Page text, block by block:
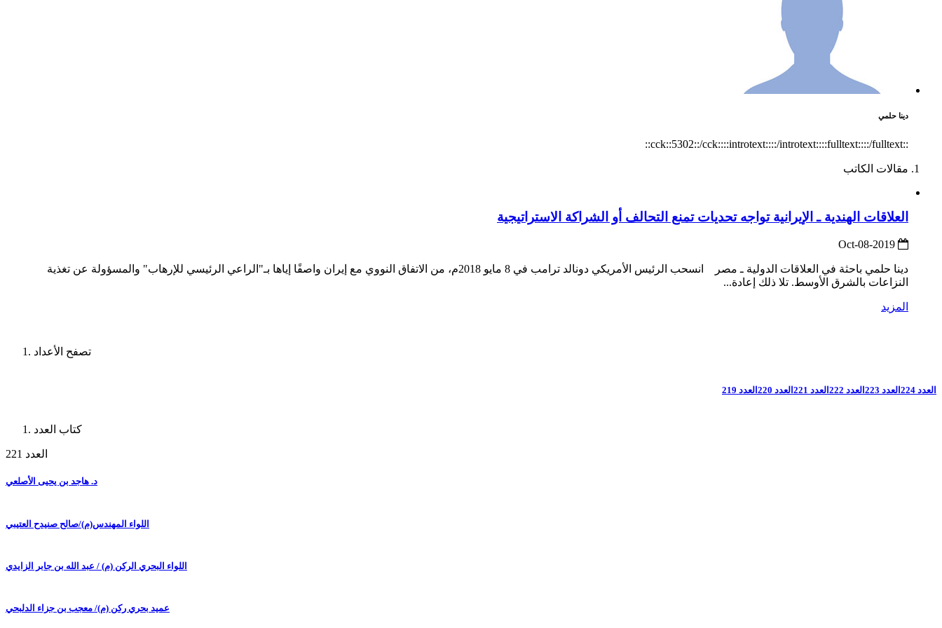
دينا حلمي
::cck::5302::/cck::::introtext::::/introtext::::fulltext::::/fulltext::
مقالات الكاتب
العلاقات الهندية ـ الإيرانية تواجه تحديات تمنع التحالف أو الشراكة الاستراتيجية
دينا حلمي باحثة في العلاقات الدولية ـ مصر انسحب الرئيس الأمريكي دونالد ترامب في 8 مايو 2018م، من الاتفاق النووي مع إيران واصفًا إياها بـ"الراعي الرئيسي للإرهاب" والمسؤولة عن تغذية
النزاعات بالشرق الأوسط. تلا ذلك إعادة...
المزيد
تصفح الأعداد
العدد 224 العدد 223 العدد 222 العدد 221 العدد 220 العدد 219
كتاب العدد
العدد 221
د. هاجد بن يحيى الأصلعي
اللواء المهندس(م)/صالح صنيدح العتيبي
اللواء البحري الركن (م) / عبد الله بن جابر الزايدي
عميد بحري ركن (م)/ معجب بن جزاء الدلبحي